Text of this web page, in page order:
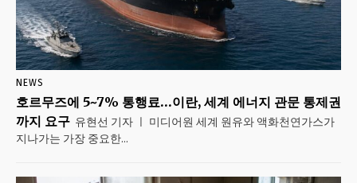
NEWS
호르무즈에 5~7% 통행료…이란, 세계 에너지 관문 통제권
까지 요구 유현선 기자 ㅣ 미디어원 세계 원유와 액화천연가스가
지나가는 가장 중요한...